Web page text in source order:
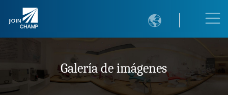

Galería de imágenes